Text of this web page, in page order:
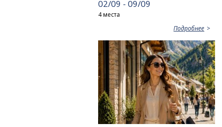
02/09 - 09/09
4 места
Подробнее